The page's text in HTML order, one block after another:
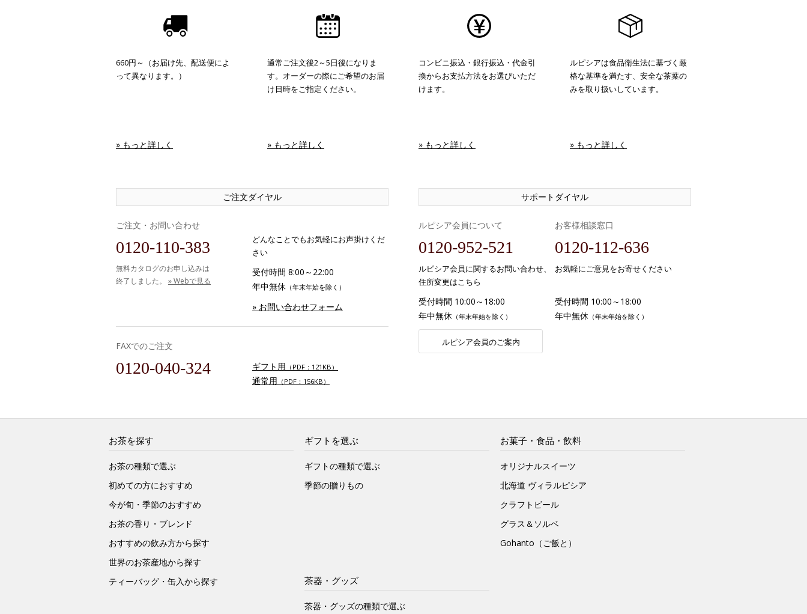
660円～（お届け先、配送便によ
って異なります。）
» もっと詳しく
通常ご注文後2～5日後になりま
す。オーダーの際にご希望のお届
け日時をご指定ください。
» もっと詳しく
コンビニ振込・銀行振込・代金引
換からお支払方法をお選びいただ
けます。
» もっと詳しく
ルピシアは食品衛生法に基づく厳
格な基準を満たす、安全な茶葉の
みを取り扱いしています。
» もっと詳しく
ご注文ダイヤル
ご注文・お問い合わせ
0120-110-383
無料カタログのお申し込みは
終了しました。 » Webで見る
どんなことでもお気軽にお声掛けくだ
さい
受付時間 8:00～22:00
年中無休 （年末年始を除く）
» お問い合わせフォーム
FAXでのご注文
0120-040-324 ギフト用 （PDF：121KB）
通常用 （PDF：156KB）
サポートダイヤル
ルピシア会員について
0120-952-521
ルピシア会員に関するお問い合わせ、
住所変更はこちら
受付時間 10:00～18:00
年中無休 （年末年始を除く）
ルピシア会員のご案内
お客様相談窓口
0120-112-636
お気軽にご意見をお寄せください
受付時間 10:00～18:00
年中無休 （年末年始を除く）
お茶を探す
お茶の種類で選ぶ
初めての方におすすめ
今が旬・季節のおすすめ
お茶の香り・ブレンド
おすすめの飲み方から探す
世界のお茶産地から探す
ティーバッグ・缶入から探す
ギフトを選ぶ
ギフトの種類で選ぶ
季節の贈りもの
お菓子・食品・飲料
オリジナルスイーツ
北海道 ヴィラルピシア
クラフトビール
グラス＆ソルベ
Gohanto（ご飯と）
茶器・グッズ
茶器・グッズの種類で選ぶ